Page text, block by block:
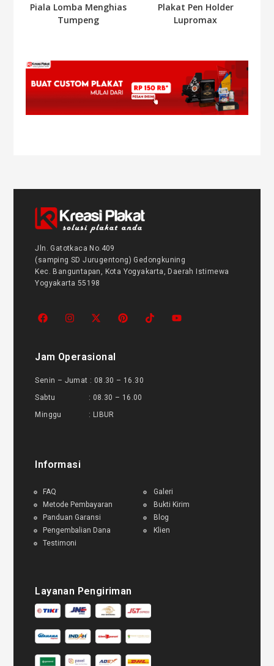
Piala Lomba Menghias
Tumpeng
Plakat Pen Holder
Lupromax
Jln. Gatotkaca No.409
(samping SD Jurugentong) Gedongkuning
Kec. Banguntapan, Kota Yogyakarta, Daerah Istimewa
Yogyakarta 55198
Jam Operasional
Senin – Jumat : 08.30 – 16.30
Sabtu : 08.30 – 16.00
Minggu : LIBUR
Informasi
FAQ
Metode Pembayaran
Panduan Garansi
Pengembalian Dana
Testimoni
Galeri
Bukti Kirim
Blog
Klien
Layanan Pengiriman